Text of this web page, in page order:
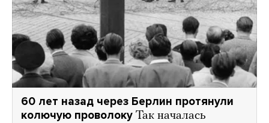
60 лет назад через Берлин протянули
колючую проволоку Так началась